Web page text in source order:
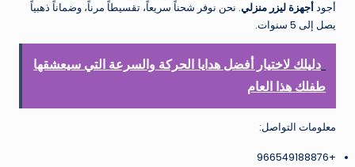
أجودأجهزة ليزر منزلي. نحن نوفر شحناً سريعاً، تقسيطاً مرناً، وضماناً ذهبياً
يصل إلى 5 سنوات.
دليلك لاختيار أفضل هدايا الحركة والسرعة التي سيعشقها
طفلك هذا العام
معلومات التواصل:
+966549188876